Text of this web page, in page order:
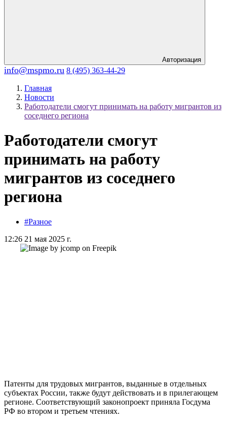
Авторизация
info@mspmo.ru 8 (495) 363-44-29
Главная
Новости
Работодатели смогут принимать на работу мигрантов из
соседнего региона
Работодатели смогут
принимать на работу
мигрантов из соседнего
региона
#Разное
12:26 21 мая 2025 г.
Патенты для трудовых мигрантов, выданные в отдельных
субъектах России, также будут действовать и в прилегающем
регионе. Соответствующий законопроект приняла Госдума
РФ во втором и третьем чтениях.